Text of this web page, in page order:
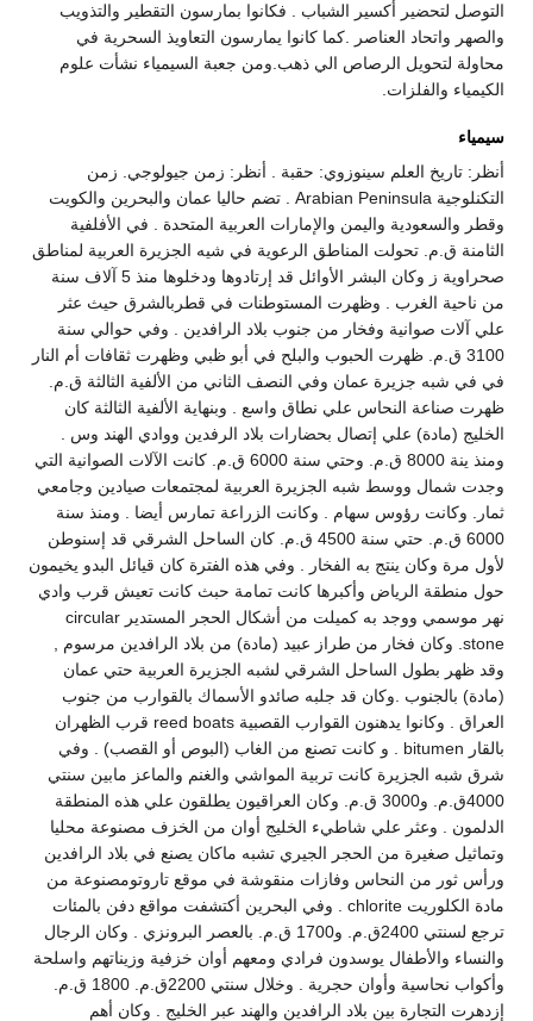
التوصل لتحضير أكسير الشباب . فكانوا بمارسون التقطير والتذويب
والصهر واتحاد العناصر .كما كانوا يمارسون التعاويذ السحرية في
محاولة لتحويل الرصاص الي ذهب.ومن جعبة السيمياء نشأت علوم
الكيمياء والفلزات.
سيمياء
أنظر: تاريخ العلم سينوزوي: حقبة . أنظر: زمن جيولوجي. زمن
التكنلوجية Arabian Peninsula . تضم حاليا عمان والبحرين والكويت
وقطر والسعودية واليمن والإمارات العربية المتحدة . في الأفلفية
الثامنة ق.م. تحولت المناطق الرعوية في شيه الجزيرة العربية لمناطق
صحراوية ز وكان البشر الأوائل قد إرتادوها ودخلوها منذ 5 آلاف سنة
من ناحية الغرب . وظهرت المستوطنات في قطربالشرق حيث عثر
علي آلات صوانية وفخار من جنوب بلاد الرافدين . وفي حوالي سنة
3100 ق.م. ظهرت الحبوب والبلح في أبو ظبي وظهرت ثقافات أم النار
في في شبه جزيرة عمان وفي النصف الثاني من الألفية الثالثة ق.م.
ظهرت صناعة النحاس علي نطاق واسع . وبنهاية الألفية الثالثة كان
الخليج (مادة) علي إتصال بحضارات بلاد الرفدين ووادي الهند وس .
ومنذ ينة 8000 ق.م. وحتي سنة 6000 ق.م. كانت الآلات الصوانية التي
وجدت شمال ووسط شبه الجزيرة العربية لمجتمعات صيادين وجامعي
ثمار. وكانت رؤوس سهام . وكانت الزراعة تمارس أيضا . ومنذ سنة
6000 ق.م. حتي سنة 4500 ق.م. كان الساحل الشرقي قد إسنوطن
لأول مرة وكان ينتج به الفخار . وفي هذه الفترة كان قيائل البدو يخيمون
حول منطقة الرياض وأكبرها كانت تمامة حبث كانت تعيش قرب وادي
نهر موسمي ووجد به كميلت من أشكال الحجر المستدير circular
stone. وكان فخار من طراز عبيد (مادة) من بلاد الرافدين مرسوم ,
وقد ظهر بطول الساحل الشرقي لشبه الجزيرة العربية حتي عمان
(مادة) بالجنوب .وكان قد جلبه صائدو الأسماك بالقوارب من جنوب
العراق . وكانوا يدهنون القوارب القصبية reed boats قرب الظهران
بالقار bitumen . و كانت تصنع من الغاب (البوص أو القصب) . وفي
شرق شبه الجزيرة كانت تربية المواشي والغنم والماعز مابين سنتي
4000ق.م. و3000 ق.م. وكان العراقيون يطلقون علي هذه المنطقة
الدلمون . وعثر علي شاطيء الخليج أوان من الخزف مصنوعة محليا
وتماثيل صغيرة من الحجر الجيري تشبه ماكان يصنع في بلاد الرافدين
ورأس ثور من النحاس وفازات منقوشة في موقع تاروتومصنوعة من
مادة الكلوريت chlorite . وفي البحرين أكتشفت مواقع دفن بالمئات
ترجع لسنتي 2400ق.م. و1700 ق.م. بالعصر البرونزي . وكان الرجال
والنساء والأطفال يوسدون فرادي ومعهم أوان خزفية وزيناتهم واسلحة
وأكواب نحاسية وأوان حجرية . وخلال سنتي 2200ق.م. 1800 ق.م.
إزدهرت التجارة بين بلاد الرافدين والهند عبر الخليج . وكان أهم